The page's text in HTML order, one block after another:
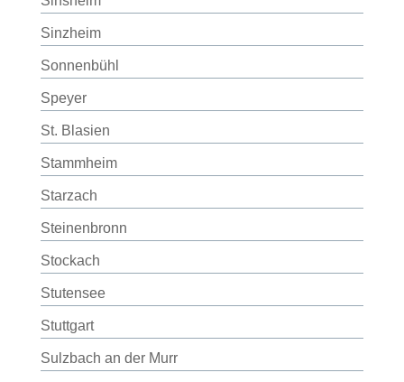
Sinzheim
Sonnenbühl
Speyer
St. Blasien
Stammheim
Starzach
Steinenbronn
Stockach
Stutensee
Stuttgart
Sulzbach an der Murr